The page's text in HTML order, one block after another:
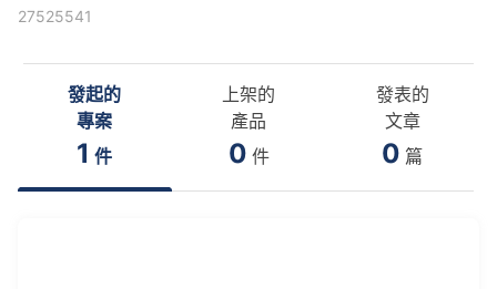
27525541
發起的
專案
1 件
上架的
產品
0 件
發表的
文章
0 篇